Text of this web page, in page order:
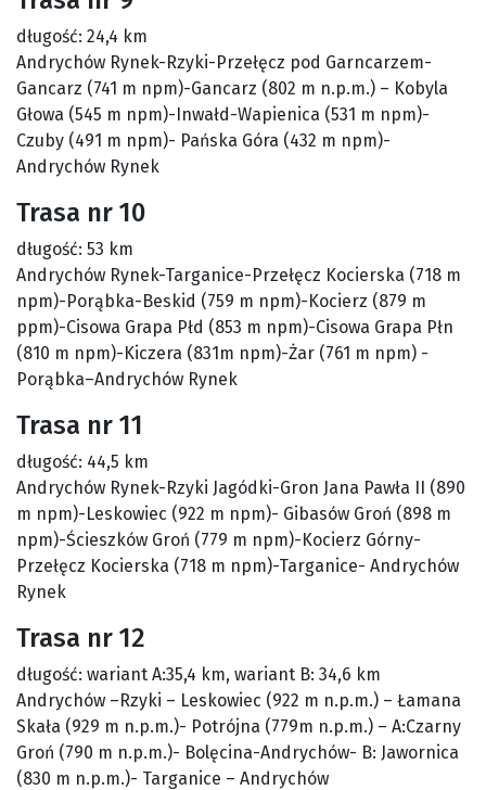
długość: 24,4 km
Andrychów Rynek-Rzyki-Przełęcz pod Garncarzem-
Gancarz (741 m npm)-Gancarz (802 m n.p.m.) – Kobyla
Głowa (545 m npm)-Inwałd-Wapienica (531 m npm)-
Czuby (491 m npm)- Pańska Góra (432 m npm)-
Andrychów Rynek
Trasa nr 10
długość: 53 km
Andrychów Rynek-Targanice-Przełęcz Kocierska (718 m
npm)-Porąbka-Beskid (759 m npm)-Kocierz (879 m
ppm)-Cisowa Grapa Płd (853 m npm)-Cisowa Grapa Płn
(810 m npm)-Kiczera (831m npm)-Żar (761 m npm) -
Porąbka–Andrychów Rynek
Trasa nr 11
długość: 44,5 km
Andrychów Rynek-Rzyki Jagódki-Gron Jana Pawła II (890
m npm)-Leskowiec (922 m npm)- Gibasów Groń (898 m
npm)-Ścieszków Groń (779 m npm)-Kocierz Górny-
Przełęcz Kocierska (718 m npm)-Targanice- Andrychów
Rynek
Trasa nr 12
długość: wariant A:35,4 km, wariant B: 34,6 km
Andrychów –Rzyki – Leskowiec (922 m n.p.m.) – Łamana
Skała (929 m n.p.m.)- Potrójna (779m n.p.m.) – A:Czarny
Groń (790 m n.p.m.)- Bolęcina-Andrychów- B: Jawornica
(830 m n.p.m.)- Targanice – Andrychów